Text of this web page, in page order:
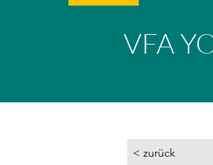
VFA
< zurück